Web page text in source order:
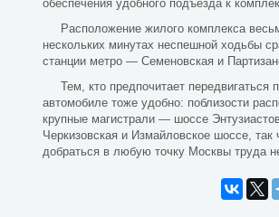
обеспечения удобного подъезда к
Расположение жилого комплекса
нескольких минутах неспешной ходьбы
станции метро — Семеновская и
Тем, кто предпочитает передвигаться
автомобиле тоже удобно: поблизости
крупные магистрали — шоссе
Черкизовская и Измайловское шоссе, так
добраться в любую точку Москвы труда